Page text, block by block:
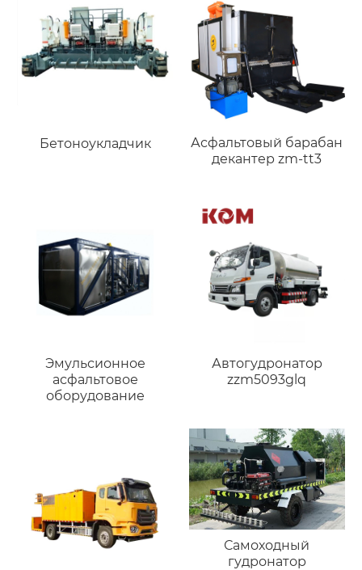
Бетоноукладчик
Асфальтовый барабан
декантер zm-tt3
Эмульсионное
асфальтовое
оборудование
Автогудронатор
zzm5093glq
Самоходный
гудронатор